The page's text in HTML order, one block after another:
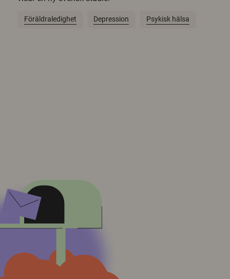
Föräldraledighet Depression Psykisk hälsa